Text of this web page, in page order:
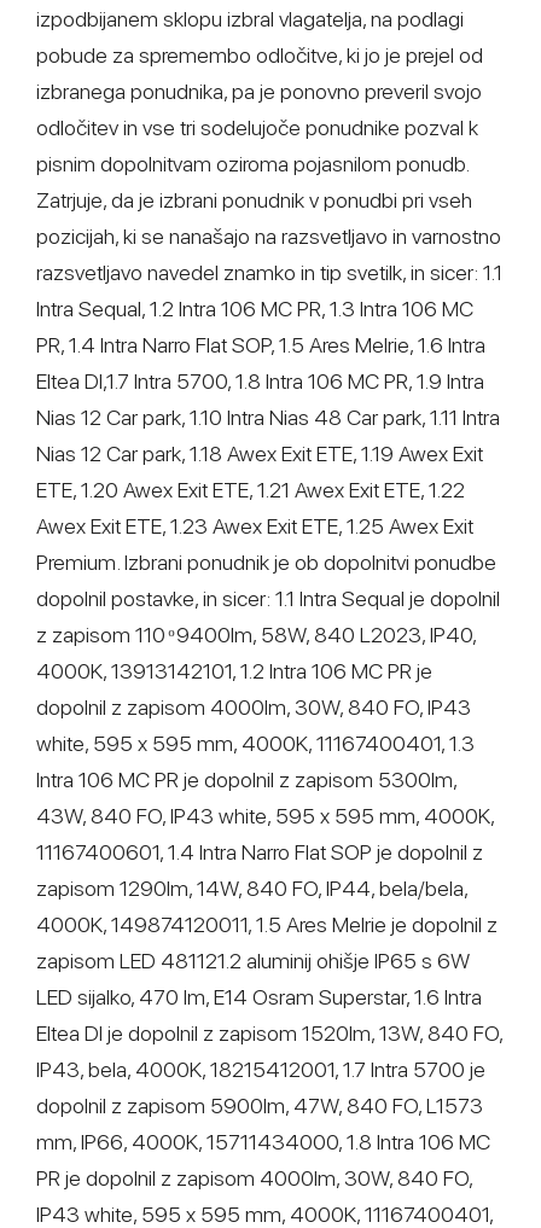
izpodbijanem sklopu izbral vlagatelja, na podlagi
pobude za spremembo odločitve, ki jo je prejel od
izbranega ponudnika, pa je ponovno preveril svojo
odločitev in vse tri sodelujoče ponudnike pozval k
pisnim dopolnitvam oziroma pojasnilom ponudb.
Zatrjuje, da je izbrani ponudnik v ponudbi pri vseh
pozicijah, ki se nanašajo na razsvetljavo in varnostno
razsvetljavo navedel znamko in tip svetilk, in sicer: 1.1
Intra Sequal, 1.2 Intra 106 MC PR, 1.3 Intra 106 MC
PR, 1.4 Intra Narro Flat SOP, 1.5 Ares Melrie, 1.6 Intra
Eltea DI,1.7 Intra 5700, 1.8 Intra 106 MC PR, 1.9 Intra
Nias 12 Car park, 1.10 Intra Nias 48 Car park, 1.11 Intra
Nias 12 Car park, 1.18 Awex Exit ETE, 1.19 Awex Exit
ETE, 1.20 Awex Exit ETE, 1.21 Awex Exit ETE, 1.22
Awex Exit ETE, 1.23 Awex Exit ETE, 1.25 Awex Exit
Premium. Izbrani ponudnik je ob dopolnitvi ponudbe
dopolnil postavke, in sicer: 1.1 Intra Sequal je dopolnil
z zapisom 110 ͦ 9400lm, 58W, 840 L2023, IP40,
4000K, 13913142101, 1.2 Intra 106 MC PR je
dopolnil z zapisom 4000lm, 30W, 840 FO, IP43
white, 595 x 595 mm, 4000K, 11167400401, 1.3
Intra 106 MC PR je dopolnil z zapisom 5300lm,
43W, 840 FO, IP43 white, 595 x 595 mm, 4000K,
11167400601, 1.4 Intra Narro Flat SOP je dopolnil z
zapisom 1290lm, 14W, 840 FO, IP44, bela/bela,
4000K, 149874120011, 1.5 Ares Melrie je dopolnil z
zapisom LED 481121.2 aluminij ohišje IP65 s 6W
LED sijalko, 470 lm, E14 Osram Superstar, 1.6 Intra
Eltea DI je dopolnil z zapisom 1520lm, 13W, 840 FO,
IP43, bela, 4000K, 18215412001, 1.7 Intra 5700 je
dopolnil z zapisom 5900lm, 47W, 840 FO, L1573
mm, IP66, 4000K, 15711434000, 1.8 Intra 106 MC
PR je dopolnil z zapisom 4000lm, 30W, 840 FO,
IP43 white, 595 x 595 mm, 4000K, 11167400401,